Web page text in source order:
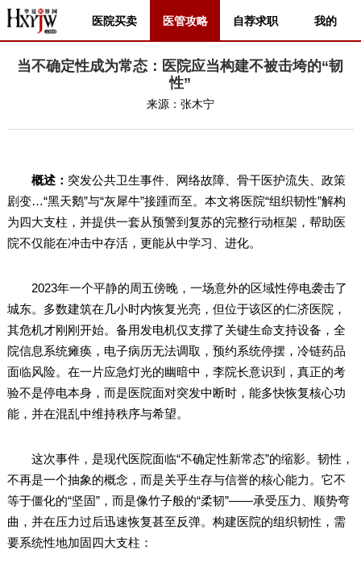
医院买卖 医管攻略 自荐求职 我的
当不确定性成为常态：医院应当构建不被击垮的“韧
性”
来源： 张木宁
概述： 突发公共卫生事件、网络故障、骨干医护流失、政策
剧变…“黑天鹅”与“灰犀牛”接踵而至。本文将医院“组织韧性”解构
为四大支柱，并提供一套从预警到复苏的完整行动框架，帮助医
院不仅能在冲击中存活，更能从中学习、进化。
2023年一个平静的周五傍晚，一场意外的区域性停电袭击了
城东。多数建筑在几小时内恢复光亮，但位于该区的仁济医院，
其危机才刚刚开始。备用发电机仅支撑了关键生命支持设备，全
院信息系统瘫痪，电子病历无法调取，预约系统停摆，冷链药品
面临风险。在一片应急灯光的幽暗中，李院长意识到，真正的考
验不是停电本身，而是医院面对突发中断时，能多快恢复核心功
能，并在混乱中维持秩序与希望。
这次事件，是现代医院面临“不确定性新常态”的缩影。韧性，
不再是一个抽象的概念，而是关乎生存与信誉的核心能力。它不
等于僵化的“坚固”，而是像竹子般的“柔韧”——承受压力、顺势弯
曲，并在压力过后迅速恢复甚至反弹。构建医院的组织韧性，需
要系统性地加固四大支柱：